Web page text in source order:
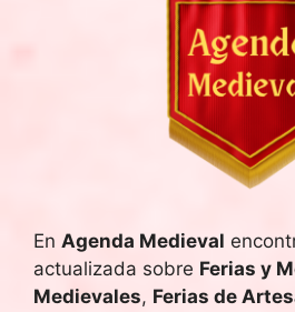
En Agenda Medieval
actualizada sobre Ferias y
Medievales, Ferias de